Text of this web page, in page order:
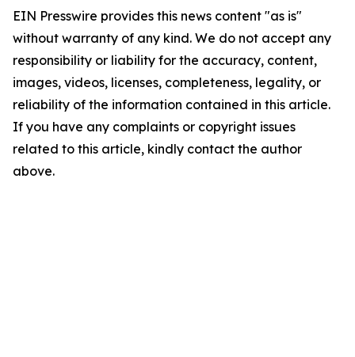
EIN Presswire provides this news content "as is"
without warranty of any kind. We do not accept any
responsibility or liability for the accuracy, content,
images, videos, licenses, completeness, legality, or
reliability of the information contained in this article.
If you have any complaints or copyright issues
related to this article, kindly contact the author
above.